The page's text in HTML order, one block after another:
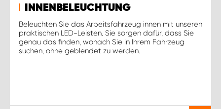
INNENBELEUCHTUNG
Beleuchten Sie das Arbeitsfahrzeug innen mit unseren
praktischen LED-Leisten. Sie sorgen dafür, dass Sie
genau das finden, wonach Sie in Ihrem Fahrzeug
suchen, ohne geblendet zu werden.